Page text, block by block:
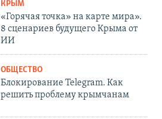
КРЫМ
«Горячая точка» на карте мира».
8 сценариев будущего Крыма от
ИИ
ОБЩЕСТВО
Блокирование Telegram. Как
решить проблему крымчанам